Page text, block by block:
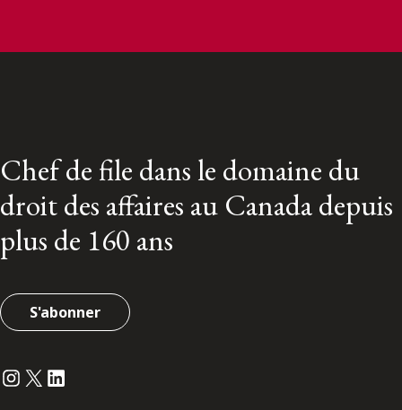
Chef de file dans le domaine du
droit des affaires au Canada depuis
plus de 160 ans
S'abonner
Instagram
Twitter
LinkedIn